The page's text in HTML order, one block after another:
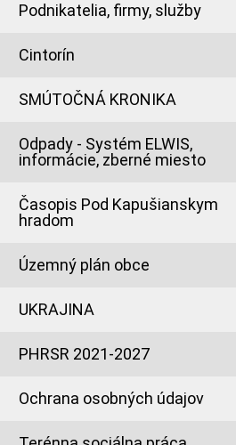
Podnikatelia, firmy, služby
Cintorín
SMÚTOČNÁ KRONIKA
Odpady - Systém ELWIS,
informácie, zberné miesto
Časopis Pod Kapušianskym
hradom
Územný plán obce
UKRAJINA
PHRSR 2021-2027
Ochrana osobných údajov